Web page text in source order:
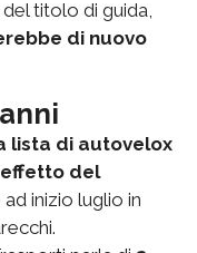
titolo di guida,
di nuovo
lista di autovelox
effetto del
inizio luglio in